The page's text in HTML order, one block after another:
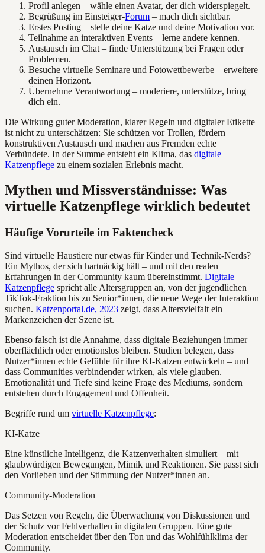
Profil anlegen – wähle einen Avatar, der dich widerspiegelt.
Begrüßung im Einsteiger-Forum – mach dich sichtbar.
Erstes Posting – stelle deine Katze und deine Motivation vor.
Teilnahme an interaktiven Events – lerne andere kennen.
Austausch im Chat – finde Unterstützung bei Fragen oder
Problemen.
Besuche virtuelle Seminare und Fotowettbewerbe – erweitere
deinen Horizont.
Übernehme Verantwortung – moderiere, unterstütze, bring
dich ein.
Die Wirkung guter Moderation, klarer Regeln und digitaler Etikette
ist nicht zu unterschätzen: Sie schützen vor Trollen, fördern
konstruktiven Austausch und machen aus Fremden echte
Verbündete. In der Summe entsteht ein Klima, das digitale
Katzenpflege zu einem sozialen Erlebnis macht.
Mythen und Missverständnisse: Was
virtuelle Katzenpflege wirklich bedeutet
Häufige Vorurteile im Faktencheck
Sind virtuelle Haustiere nur etwas für Kinder und Technik-Nerds?
Ein Mythos, der sich hartnäckig hält – und mit den realen
Erfahrungen in der Community kaum übereinstimmt. Digitale
Katzenpflege spricht alle Altersgruppen an, von der jugendlichen
TikTok-Fraktion bis zu Senior*innen, die neue Wege der Interaktion
suchen. Katzenportal.de, 2023 zeigt, dass Altersvielfalt ein
Markenzeichen der Szene ist.
Ebenso falsch ist die Annahme, dass digitale Beziehungen immer
oberflächlich oder emotionslos bleiben. Studien belegen, dass
Nutzer*innen echte Gefühle für ihre KI-Katzen entwickeln – und
dass Communities verbindender wirken, als viele glauben.
Emotionalität und Tiefe sind keine Frage des Mediums, sondern
entstehen durch Engagement und Offenheit.
Begriffe rund um virtuelle Katzenpflege:
KI-Katze
Eine künstliche Intelligenz, die Katzenverhalten simuliert – mit
glaubwürdigen Bewegungen, Mimik und Reaktionen. Sie passt sich
den Vorlieben und der Stimmung der Nutzer*innen an.
Community-Moderation
Das Setzen von Regeln, die Überwachung von Diskussionen und
der Schutz vor Fehlverhalten in digitalen Gruppen. Eine gute
Moderation entscheidet über den Ton und das Wohlfühlklima der
Community.